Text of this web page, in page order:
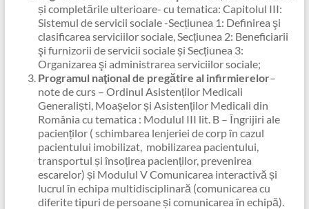
și completările ulterioare- cu tematica: Capitolul III:
Sistemul de servicii sociale -Secțiunea 1: Definirea şi
clasificarea serviciilor sociale, Secțiunea 2: Beneficiarii
şi furnizorii de servicii sociale și Secțiunea 3:
Organizarea şi administrarea serviciilor sociale;
Programul naţional de pregătire al infirmierelor–
note de curs – Ordinul Asistenților Medicali
Generaliști, Moașelor și Asistenților Medicali din
România cu tematica : Modulul III lit. B – Îngrijiri ale
pacienților ( schimbarea lenjeriei de corp în cazul
pacientului imobilizat, mobilizarea pacientului,
transportul și însoțirea pacienților, prevenirea
escarelor) și Modulul V Comunicarea interactivă și
lucrul în echipa multidisciplinară (comunicarea cu
diferite tipuri de persoane și comunicarea în echipă).